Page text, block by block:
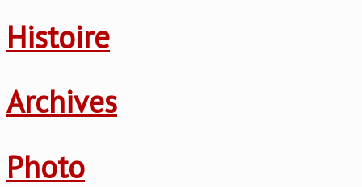
Histoire
Archives
Photo